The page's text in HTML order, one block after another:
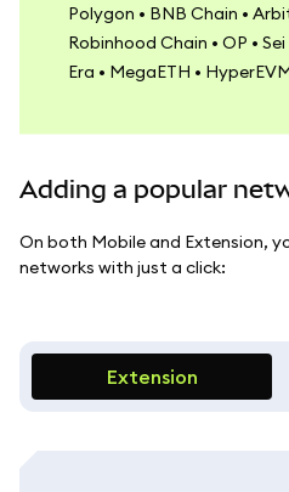
Polygon • BNB Chain •
Robinhood Chain • OP •
Era • MegaETH •
Adding a popular
On both Mobile and Extension,
networks with just a click:
Extension